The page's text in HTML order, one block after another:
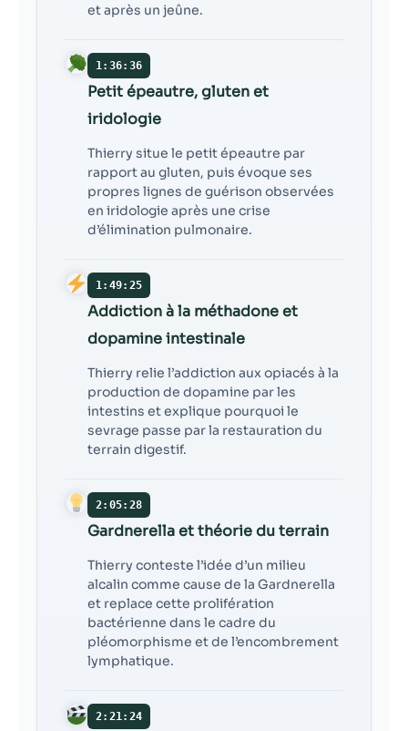
et après un jeûne.
1:36:36
Petit épeautre, gluten et
iridologie
Thierry situe le petit épeautre par
rapport au gluten, puis évoque ses
propres lignes de guérison observées
en iridologie après une crise
d’élimination pulmonaire.
1:49:25
Addiction à la méthadone et
dopamine intestinale
Thierry relie l’addiction aux opiacés à la
production de dopamine par les
intestins et explique pourquoi le
sevrage passe par la restauration du
terrain digestif.
2:05:28
Gardnerella et théorie du terrain
Thierry conteste l’idée d’un milieu
alcalin comme cause de la Gardnerella
et replace cette prolifération
bactérienne dans le cadre du
pléomorphisme et de l’encombrement
lymphatique.
2:21:24